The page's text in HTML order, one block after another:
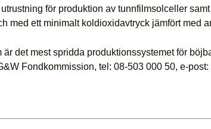
för produktion av tunnfilmsolceller
med ett minimalt koldioxidavtryck jämfört med
är det mest spridda produktionssystemet för
Fondkommission, tel: 08-503 000 50, e-post: